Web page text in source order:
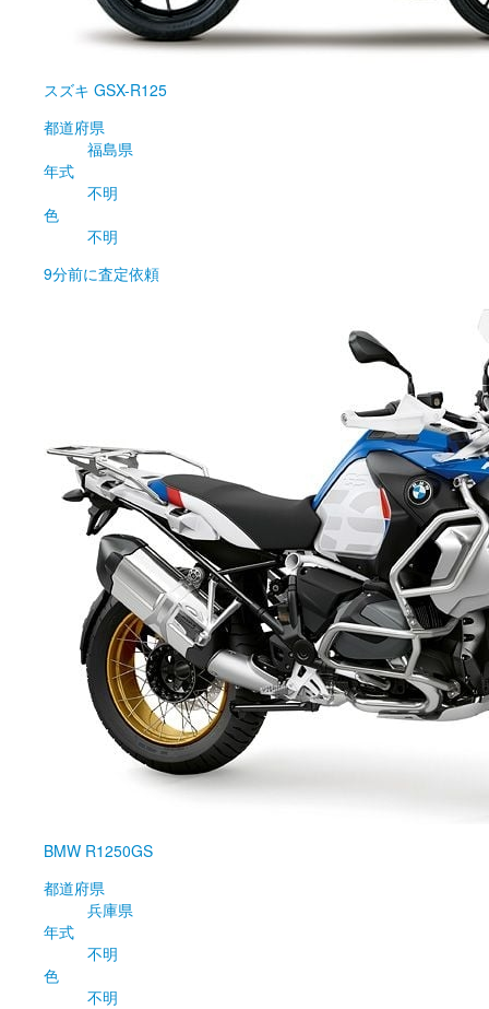
スズキ GSX-R125
都道府県
福島県
年式
不明
色
不明
9分前に査定依頼
BMW R1250GS
都道府県
兵庫県
年式
不明
色
不明